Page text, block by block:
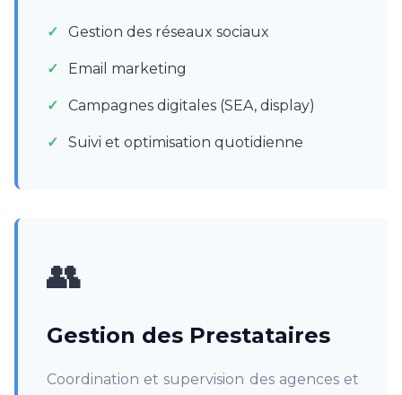
Gestion des réseaux sociaux
Email marketing
Campagnes digitales (SEA, display)
Suivi et optimisation quotidienne
👥
Gestion des Prestataires
Coordination et supervision des agences et